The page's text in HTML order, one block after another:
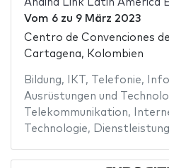
Andina Link Latin America
Vom 6zu 9 März 2023
Centro de Convenciones
Cartagena, Kolombien
Bildung, IKT , Telefonie,
Ausrüstungen und
Telekommunikation,
Technologie,